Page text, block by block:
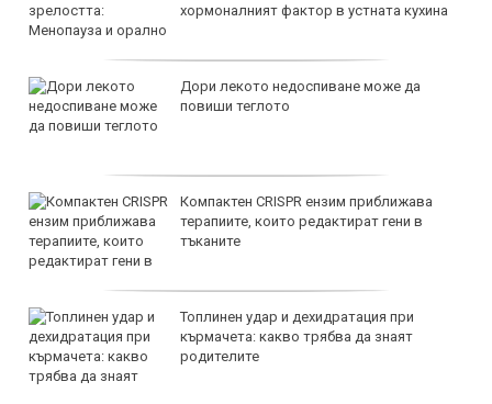
хормоналният фактор в устната кухина
Дори лекото недоспиване може да
повиши теглото
Компактен CRISPR ензим приближава
терапиите, които редактират гени в
тъканите
Топлинен удар и дехидратация при
кърмачета: какво трябва да знаят
родителите